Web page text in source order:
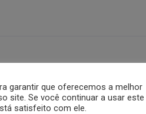
garantir que oferecemos a melhor
site. Se você continuar a usar este
satisfeito com ele.